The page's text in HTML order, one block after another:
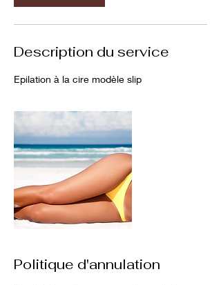
Description du service
Epilation à la cire modèle slip
Politique d'annulation